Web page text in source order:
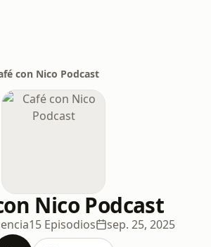
con Nico Podcast
Nico Podcast
15 Episodios sep. 25, 2025